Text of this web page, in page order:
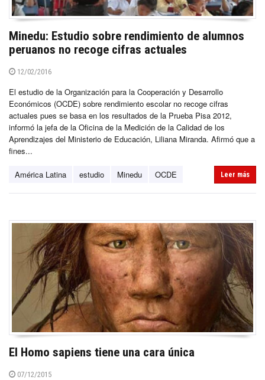
Minedu: Estudio sobre rendimiento de alumnos
peruanos no recoge cifras actuales
12/02/2016
El estudio de la Organización para la Cooperación y Desarrollo
Económicos (OCDE) sobre rendimiento escolar no recoge cifras
actuales pues se basa en los resultados de la Prueba Pisa 2012,
informó la jefa de la Oficina de la Medición de la Calidad de los
Aprendizajes del Ministerio de Educación, Liliana Miranda. Afirmó que a
fines...
América Latina estudio Minedu OCDE Leer más
El Homo sapiens tiene una cara única
07/12/2015